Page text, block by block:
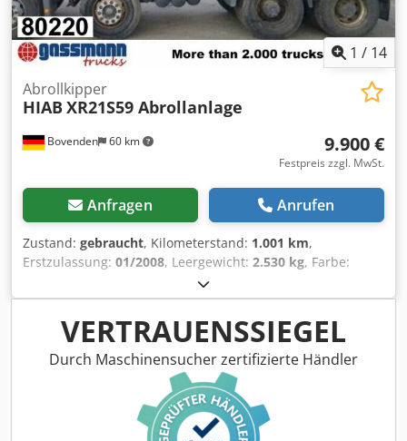
1 / 14
Bovenden 60 km
Abrollkipper
HIAB XR21S59 Abrollanlage
9.900 €
Festpreis zzgl. MwSt.
Anfragen Anrufen
Zustand: gebraucht, Kilometerstand: 1.001 km,
Erstzulassung: 01/2008, Leergewicht: 2.530 kg, Farbe:
Sonstige
Baujahr:2008, Fahrzeugstandort: Bovenden, Aufbau: 21t
Abrollanlage für Container bis ca. 7m DIN- Verriegelung,
Hakenhöhe 1570mm, Eigengewicht: 2530kg, Demontage
von D-Benz 4141 8x4, Radstand 4500mm, mit
hydraulischer Querverriegelung. ZUBEHÖRANGABEN
OHNE GEWÄHR, Änderungen, Zwischenverkauf und
Irrtümer vorbehalten! Codei Rpf Tepfx Al Serf - .
VERTRAUENSSIEGEL
Durch Maschinensucher zertifizierte Händler